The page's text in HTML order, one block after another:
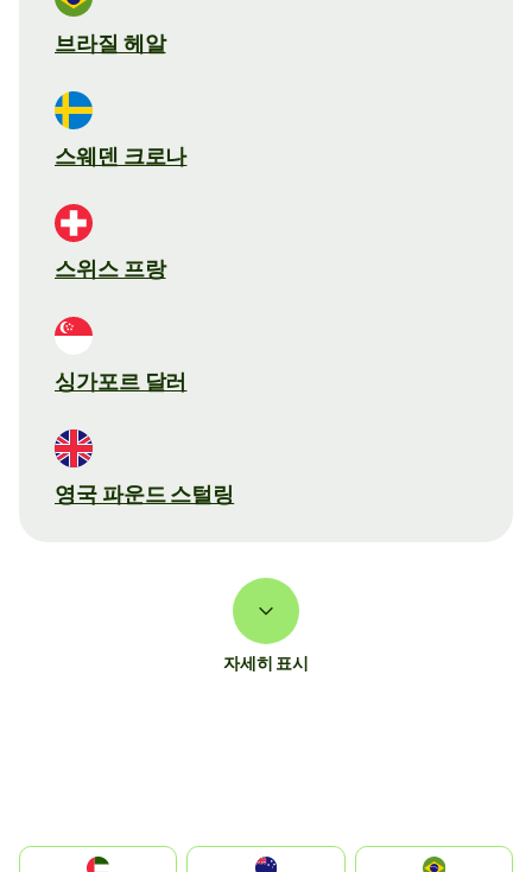
브라질 헤알
스웨덴 크로나
스위스 프랑
싱가포르 달러
영국 파운드 스털링
자세히 표시